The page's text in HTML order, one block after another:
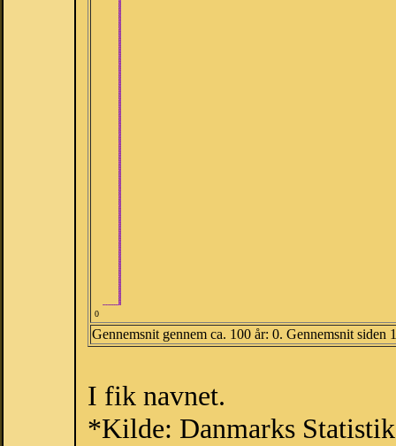
0
Gennemsnit gennem ca. 100 år: 0. Gennemsnit siden
I fik navnet.
*Kilde: Danmarks Statistik